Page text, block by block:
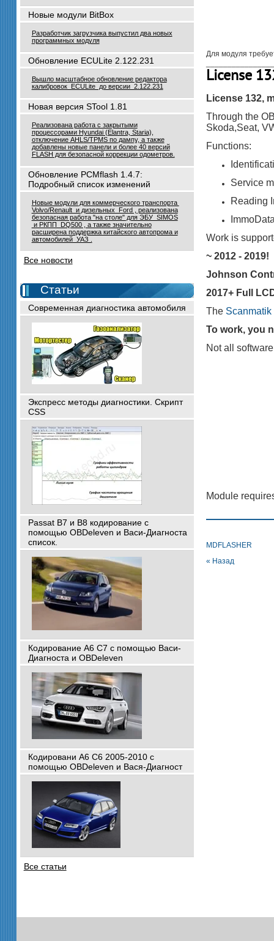
Новые модули BitBox
Разработчик загрузчика выпустил два новых
программных модуля
Обновление ECULite 2.122.231
Вышло масштабное обновление редактора
калибровок ECULite до версии 2.122.231
Новая версия STool 1.81
Реализована работа с закрытыми
процессорами Hyundai (Elantra, Staria),
отключение AHLS/TPMS по дампу, а также
добавлены новые панели и более 40 версий
FLASH для безопасной коррекции одометров.
Обновление PCMflash 1.4.7:
Подробный список изменений
Новые модули для коммерческого транспорта
Volvo/Renault и дизельных Ford , реализована
безопасная работа "на столе" для ЭБУ SIMOS
и РКПП DQ500 , а также значительно
расширена поддержка китайского автопрома и
автомобилей УАЗ .
Все новости
Статьи
Современная диагностика автомобиля
Экспресс методы диагностики. Скрипт
CSS
Passat B7 и B8 кодирование с
помощью OBDeleven и Васи-Диагноста
список.
Кодирование A6 C7 с помощью Васи-
Диагноста и OBDeleven
Кодировани A6 C6 2005-2010 с
помощью OBDeleven и Вася-Диагност
Все статьи
Для модуля
License
License 132,
Through the
Skoda,Seat,
Functions:
Service
Reading
Work is
~ 2012 - 2019!
Johnson
2017+ Full
The Scanmatik
To work, you
Not all
Module
MDFLASHER
« Назад